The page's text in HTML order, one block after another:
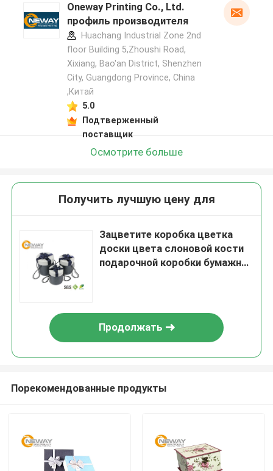
Oneway Printing Co., Ltd.
профиль производителя
Huachang Industrial Zone 2nd
floor Building 5,Zhoushi Road,
Xixiang, Bao'an District, Shenzhen
City, Guangdong Province, China
,Китай
5.0
Подтверженный
поставщик
Осмотрите больше
Получить лучшую цену для
Зацветите коробка цветка
доски цвета слоновой кости
подарочной коробки бумажная
Продолжать
Порекомендованные продукты